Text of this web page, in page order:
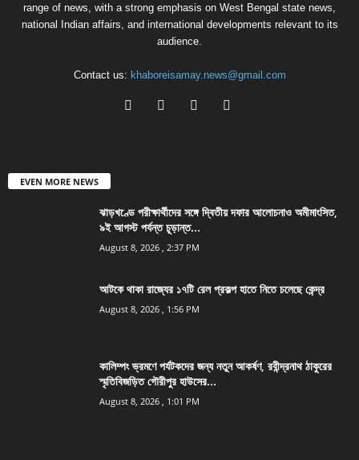
range of news, with a strong emphasis on West Bengal state news,
national Indian affairs, and international developments relevant to its
audience.
Contact us: khaboreisamay.news@gmail.com
EVEN MORE NEWS
ঝাড়খণ্ডে পরীক্ষার্থীদের সঙ্গে দ্বিতীয় দফার আলোচনাও অমীমাংসিত,
৯ই আগস্ট পর্যন্ত চূড়ান্ত...
August 8, 2026 , 2:37 PM
আটকে থাকা রাজ্যের ১৭টি রেল প্রকল্প হাতে নিতে চলেছে কেন্দ্র
August 8, 2026 , 1:56 PM
কালিম্পং ভ্রমণে পর্যটকদের জন্য নতুন আকর্ষণ, রবীন্দ্রনাথ ঠাকুরের
স্মৃতিবিজড়িত গৌরীপুর হাউসের...
August 8, 2026 , 1:01 PM